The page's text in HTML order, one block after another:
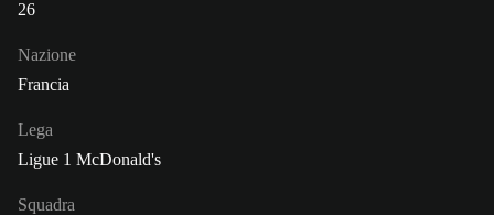
26
Nazione
Francia
Lega
Ligue 1 McDonald's
Squadra